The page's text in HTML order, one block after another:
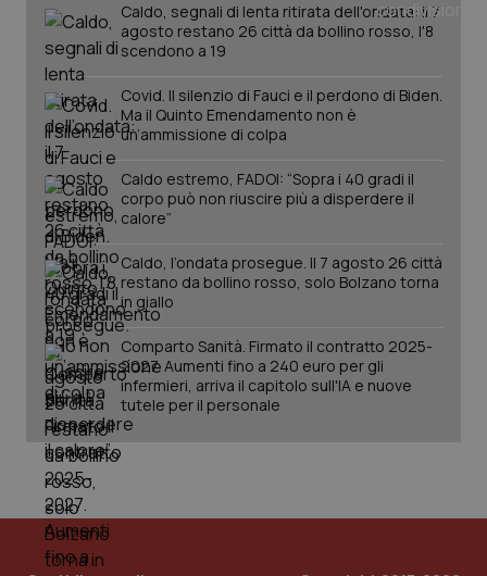
Caldo, segnali di lenta ritirata dell'ondata: il 7
agosto restano 26 città da bollino rosso, l'8
scendono a 19
Covid. Il silenzio di Fauci e il perdono di Biden.
Ma il Quinto Emendamento non è
un’ammissione di colpa
Caldo estremo, FADOI: “Sopra i 40 gradi il
corpo può non riuscire più a disperdere il
calore”
Caldo, l’ondata prosegue. Il 7 agosto 26 città
restano da bollino rosso, solo Bolzano torna
in giallo
Comparto Sanità. Firmato il contratto 2025-
2027. Aumenti fino a 240 euro per gli
infermieri, arriva il capitolo sull'IA e nuove
tutele per il personale
_ga